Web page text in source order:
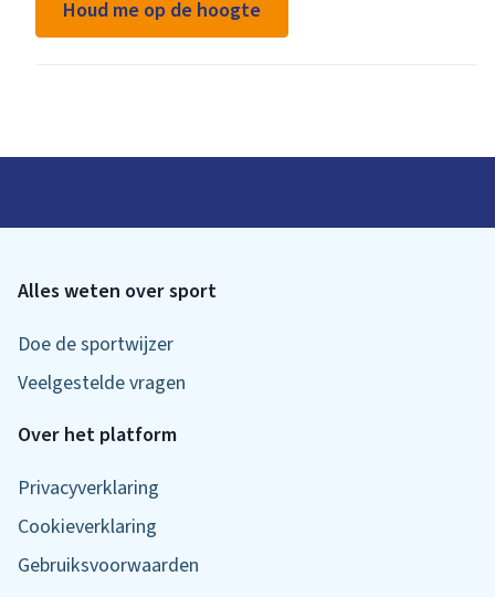
Houd me op de hoogte
Alles weten over sport
Doe de sportwijzer
Veelgestelde vragen
Over het platform
Privacyverklaring
Cookieverklaring
Gebruiksvoorwaarden